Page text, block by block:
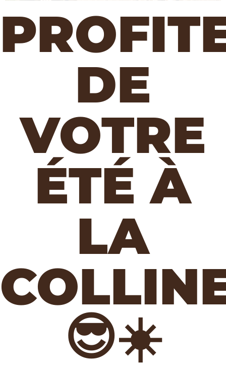
DE
VOTRE
ÉTÉ À
LA
😎☀️